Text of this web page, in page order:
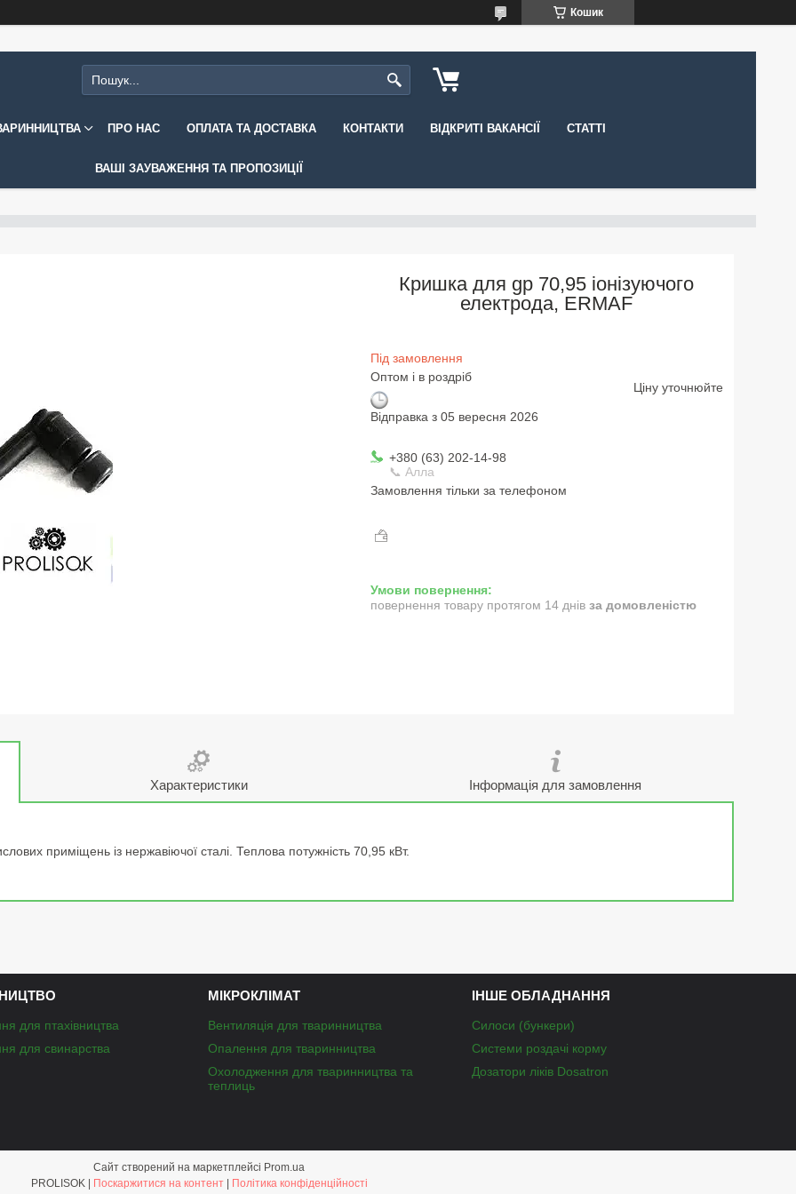
Кошик
ПРО НАС ОПЛАТА ТА ДОСТАВКА КОНТАКТИ ВІДКРИТІ ВАКАНСІЇ СТАТТІ
ВАШІ ЗАУВАЖЕННЯ ТА ПРОПОЗИЦІЇ
Кришка для gp 70,95 іонізуючого
електрода, ERMAF
Під замовлення
Оптом і в роздріб
Відправка з 05 вересня 2026
Ціну уточнюйте
+380 (63) 202-14-98
📞 Алла
Замовлення тільки за телефоном
повернення товару протягом 14 днів за домовленістю
Характеристики Інформація для замовлення
приміщень із нержавіючої сталі. Теплова потужність 70,95 кВт.
для птахівництва
для свинарства
МІКРОКЛІМАТ
Вентиляція для тваринництва
Опалення для тваринництва
Охолодження для тваринництва та
теплиць
ІНШЕ ОБЛАДНАННЯ
Силоси (бункери)
Системи роздачі корму
Дозатори ліків Dosatron
Сайт створений на маркетплейсі Prom.ua
Поскаржитися на контент
Політика конфіденційності